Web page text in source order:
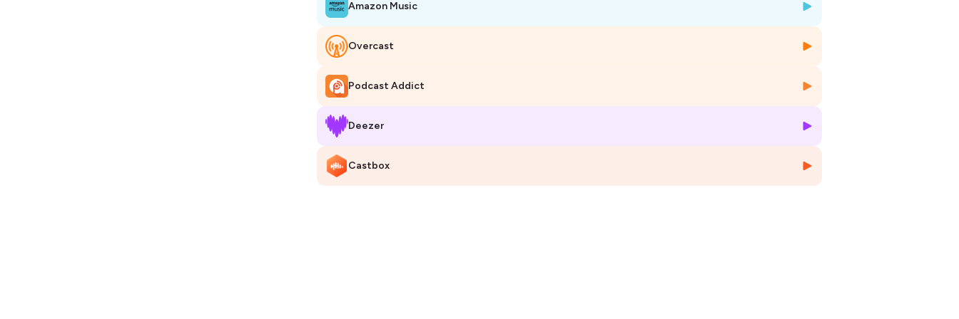
Hosted on Ausha. See
Amazon Music
Overcast
Podcast Addict
Deezer
Castbox